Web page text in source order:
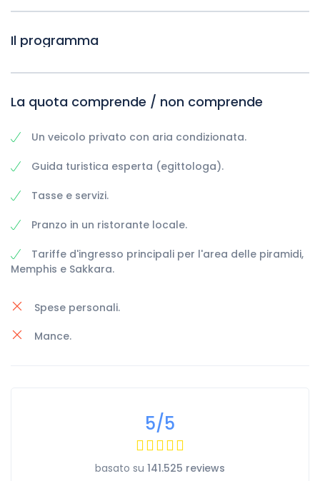
Il programma
La quota comprende / non comprende
Un veicolo privato con aria condizionata.
Guida turistica esperta (egittologa).
Tasse e servizi.
Pranzo in un ristorante locale.
Tariffe d'ingresso principali per l'area delle piramidi,
Memphis e Sakkara.
Spese personali.
Mance.
5/5
basato su 141.525 reviews